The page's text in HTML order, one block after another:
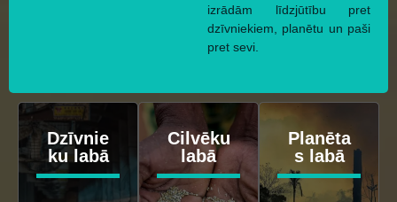
izrādām līdzjūtību pret
dzīvniekiem, planētu un paši
pret sevi.
Dzīvnie
ku labā
Cilvēku
labā
Planēta
s labā